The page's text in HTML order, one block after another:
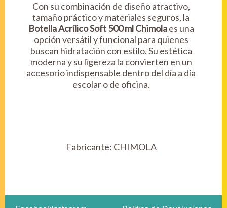
Con su combinación de diseño atractivo,
tamaño práctico y materiales seguros, la
Botella Acrílico Soft 500 ml Chimolaes una
opción versátil y funcional para quienes
buscan hidratación con estilo. Su estética
moderna y su ligereza la convierten en un
accesorio indispensable dentro del día a día
escolar o de oficina.
Fabricante: CHIMOLA